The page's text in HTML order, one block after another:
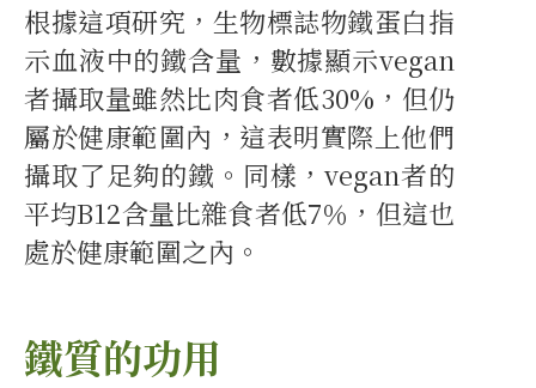
根據這項研究，生物標誌物鐵蛋白指
示血液中的鐵含量，數據顯示vegan
者攝取量雖然比肉食者低30%，但仍
屬於健康範圍內，這表明實際上他們
攝取了足夠的鐵。同樣，vegan者的
平均B12含量比雜食者低7％，但這也
處於健康範圍之內。
鐵質的功用